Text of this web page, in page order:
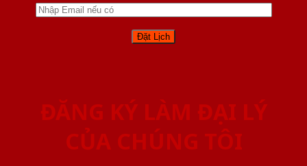
ĐĂNG KÝ LÀM ĐẠI LÝ
CỦA CHÚNG TÔI